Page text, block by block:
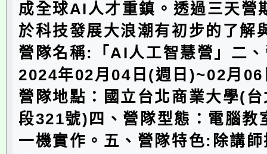
成全球AI人才重鎮。透過三天營
於科技發展大浪潮有初步的了解
營隊名稱:「AI人工智慧營」二
2024年02月04日(週日)~02月
營隊地點：國立台北商業大學(
段321號)四、營隊型態：電腦教
一機實作。五、營隊特色:除講